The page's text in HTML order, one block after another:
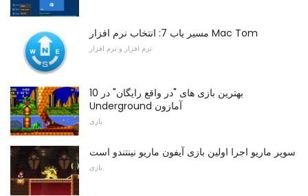
مسیر یاب 7: انتخاب نرم افزار Mac Tom
نرم افزار و نرم افزار
10 بهترین بازی های "در واقع رایگان" در
Underground آمازون
بازی
سوپر ماریو اجرا اولین بازی آیفون ماریو نینتندو است
بازی